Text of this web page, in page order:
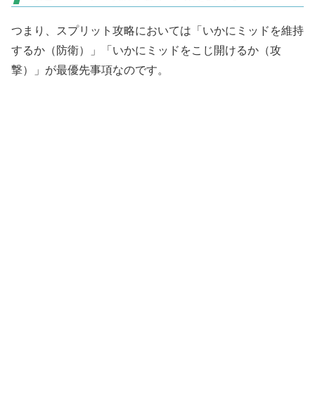
つまり、スプリット攻略においては「いかにミッドを維持
するか（防衛）」「いかにミッドをこじ開けるか（攻
撃）」が最優先事項なのです。